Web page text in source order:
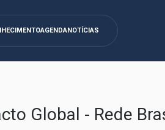
AGENDANOTÍCIAS
Global - Rede